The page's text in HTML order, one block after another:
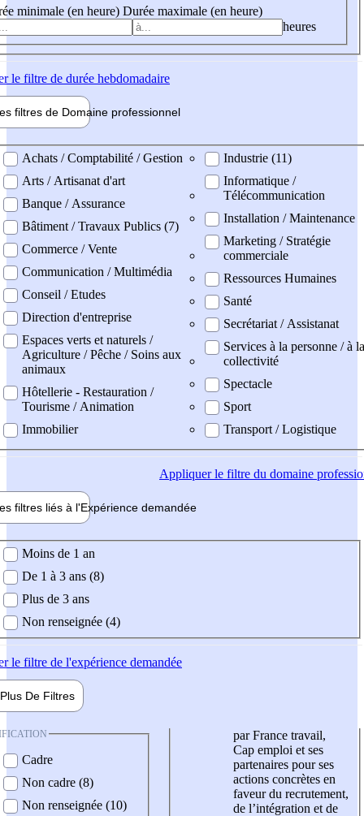
minimale (en heure) Durée maximale (en heure)
heures
le filtre de durée hebdomadaire
filtres de Domaine professionnel
professionel
Achats / Comptabilité / Gestion
Arts / Artisanat d'art
Banque / Assurance
Bâtiment / Travaux Publics (7)
Commerce / Vente
Communication / Multimédia
Conseil / Etudes
Direction d'entreprise
Espaces verts et naturels /
Agriculture / Pêche / Soins aux
animaux
Hôtellerie - Restauration /
Tourisme / Animation
Immobilier
Industrie (11)
Informatique /
Télécommunication
Installation / Maintenance
Marketing / Stratégie
commerciale
Ressources Humaines
Santé
Secrétariat / Assistanat
Services à la personne / à la
collectivité
Spectacle
Sport
Transport / Logistique
Appliquerle filtre du domaine
filtres liés à l'Expérience demandée
demandée
Moins de 1 an
De 1 à 3 ans (8)
Plus de 3 ans
Non renseignée (4)
le filtre de l'expérience demandée
Plus De Filtres
Cadre
Non cadre (8)
Non renseignée (10)
par France travail,
Cap emploi et ses
partenaires pour ses
actions concrètes en
faveur du recrutement,
de l’intégration et de